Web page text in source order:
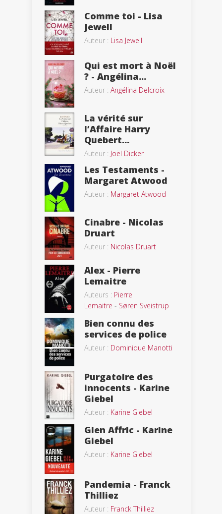
Comme toi - Lisa
Jewell
Auteur : Lisa Jewell
Qui est mort à Noël
? - Angélina...
Auteur : Angélina Delcroix
La vérité sur
l’Affaire Harry
Quebert...
Auteur : Joël Dicker
Les Testaments -
Margaret Atwood
Auteur : Margaret Atwood
Cinabre - Nicolas
Druart
Auteur : Nicolas Druart
Alex - Pierre
Lemaitre
Auteurs : Pierre
Lemaitre - Søren Sveistrup
Bien connu des
services de police
Auteur : Dominique Manotti
Purgatoire des
innocents - Karine
Giebel
Auteur : Karine Giebel
Glen Affric - Karine
Giebel
Auteur : Karine Giebel
Pandemia - Franck
Thilliez
Auteur : Franck Thilliez